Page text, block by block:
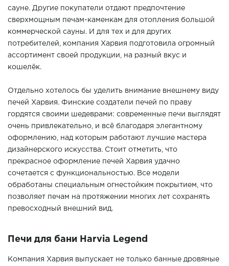
сауне. Другие покупатели отдают предпочтение
сверхмощным печам-каменкам для отопления большой
коммерческой сауны. И для тех и для других
потребителей, компания Харвия подготовила огромный
ассортимент своей продукции, на разный вкус и
кошелёк.
Отдельно хотелось бы уделить внимание внешнему виду
печей Харвия. Финские создатели печей по праву
гордятся своими шедеврами: современные печи выглядят
очень привлекательно, и всё благодаря элегантному
оформлению, над которым работают лучшие мастера
дизайнерского искусства. Стоит отметить, что
прекрасное оформление печей Харвия удачно
сочетается с функциональностью. Все модели
обработаны специальным огнестойким покрытием, что
позволяет печам на протяжении многих лет сохранять
превосходный внешний вид.
Печи для бани Harvia Legend
Компания Харвия выпускает не только банные дровяные